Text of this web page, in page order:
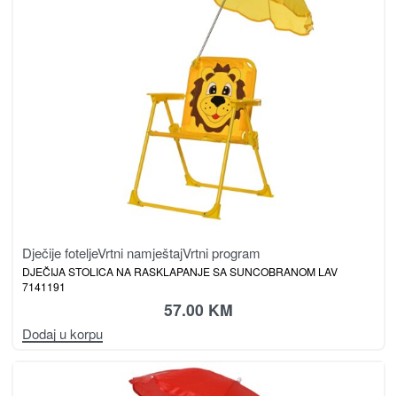
Dječije foteljeVrtni namještajVrtni program
DJEČIJA STOLICA NA RASKLAPANJE SA SUNCOBRANOM LAV
7141191
57.00 KM
Dodaj u korpu